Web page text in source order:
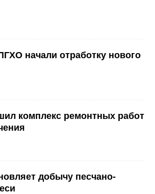
начали отработку нового
комплекс ремонтных работ
добычу песчано-